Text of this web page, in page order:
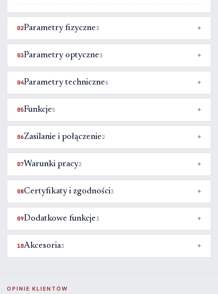
02Parametry fizyczne3
03Parametry optyczne3
04Parametry techniczne6
05Funkcje5
06Zasilanie i połączenie2
07Warunki pracy2
08Certyfikaty i zgodności3
09Dodatkowe funkcje3
10Akcesoria3
OPINIE KLIENTÓW